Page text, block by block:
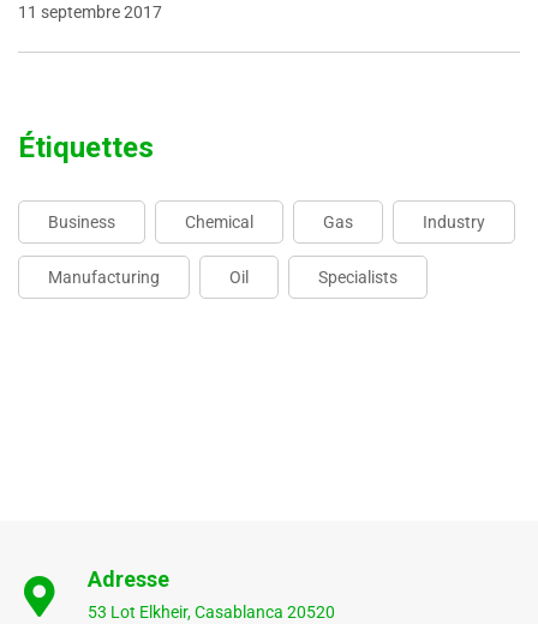
11 septembre 2017
Étiquettes
Business Chemical Gas Industry
Manufacturing Oil Specialists
Adresse
53 Lot Elkheir, Casablanca 20520